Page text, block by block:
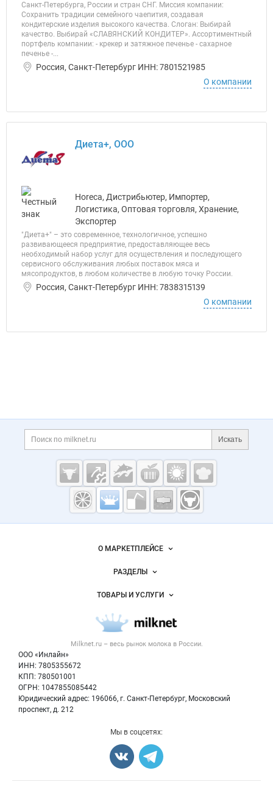
Санкт-Петербурга, России и стран СНГ. Миссия компании:
Сохранить традиции семейного чаепития, создавая
кондитерские изделия высокого качества. Слоган: Выбирай
качество. Выбирай «СЛАВЯНСКИЙ КОНДИТЕР». Ассортиментный
портфель компании: - крекер и затяжное печенье - сахарное
печенье -...
Россия, Санкт-Петербург ИНН: 7801521985
О компании
Диета+, ООО
Horeca, Дистрибьютер, Импортер,
Логистика, Оптовая торговля, Хранение,
Экспортер
"Диета+" – это современное, технологичное, успешно
развивающееся предприятие, предоставляющее весь
необходимый набор услуг для осуществления и последующего
сервисного обслуживания любых поставок мяса и
мясопродуктов, в любом количестве в любую точку России.
Россия, Санкт-Петербург ИНН: 7838315139
О компании
Дополнительная информация
Поиск по сайту и
Искать
Cсылки на полезные проекты
Молочная
промышленность
Milknet.ru
Важные разделы и контакты
Milknet.ru – весь рынок молокав России.
ООО «Инлайн»
ИНН: 7805355672
КПП: 780501001
ОГРН: 1047855085442
Юридический адрес: 196066, г. Санкт-Петербург, Московский
проспект, д. 212
Навигация по сайтуО МАРКЕТПЛЕЙСЕ
Новости Milknet.ru
Размещение рекламы
Публичная оферта
Контактная информация
Политика обработки персональных данных
РАЗДЕЛЫ
Объявления
Новости рынка
ТОВАРЫ И УСЛУГИ
Молочная продукция
Вторичное сырье
Оборудование
Мы в соцсетях: